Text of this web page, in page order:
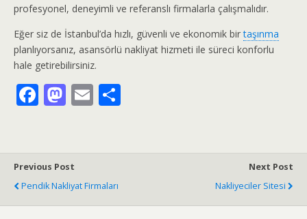
profesyonel, deneyimli ve referanslı firmalarla çalışmalıdır.
Eğer siz de İstanbul’da hızlı, güvenli ve ekonomik birtaşınma
planlıyorsanız, asansörlü nakliyat hizmeti ile süreci konforlu
hale getirebilirsiniz.
F
b
o
o
M
d
o
n
E
Previous Post
Pendik Nakliyat Firmaları
Next Post
Nakliyeciler Sitesi